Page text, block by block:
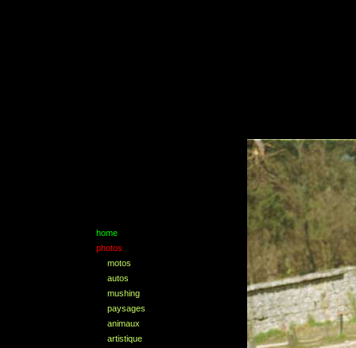
home
photos
motos
autos
mushing
paysages
animaux
artistique